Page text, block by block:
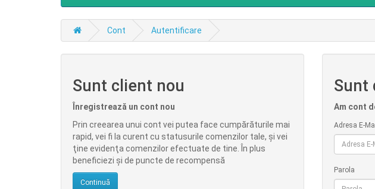
Cont Autentificare
Sunt client nou
Înregistrează un cont nou
Prin creearea unui cont vei putea face cumpărăturile mai
rapid, vei fi la curent cu statusurile comenzilor tale, şi vei
ţine evidenţa comenzilor efectuate de tine. În plus
beneficiezi şi de puncte de recompensă
Continuă
Sunt
Am cont
Adresa E-
Parola